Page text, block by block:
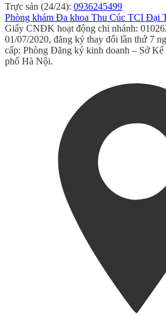
Trực sản (24/24): 0936245499
Phòng khám Đa khoa Thu Cúc TCI Đại
Giấy CNĐK hoạt động chi nhánh:
01/07/2020, đăng ký thay đổi lần thứ 7
cấp: Phòng Đăng ký kinh doanh – Sở
phố Hà Nội.